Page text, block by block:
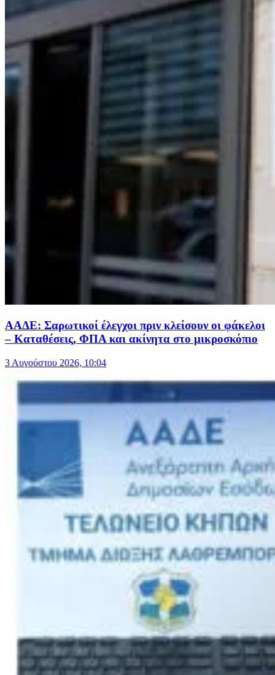
ΑΑΔΕ: Σαρωτικοί έλεγχοι πριν κλείσουν οι φάκελοι
– Καταθέσεις, ΦΠΑ και ακίνητα στο μικροσκόπιο
3 Αυγούστου 2026, 10:04